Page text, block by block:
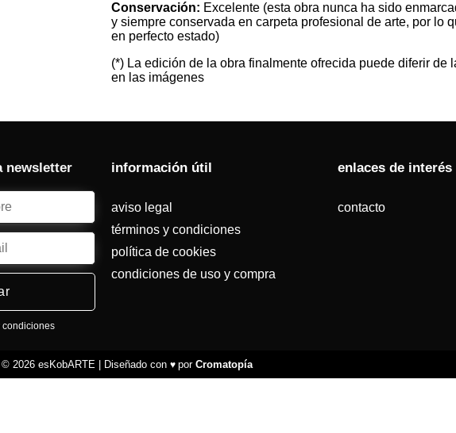
Conservación: Excelente (esta obra nunca ha sido
y siempre conservada en carpeta profesional de arte, por lo
en perfecto estado)
(*) La edición de la obra finalmente ofrecida puede diferir de
en las imágenes
newsletter
condiciones
información útil
aviso legal
términos y condiciones
política de cookies
condiciones de uso y compra
enlaces de interés
contacto
2026 esKobARTE | Diseñado con ♥ por Cromatopía